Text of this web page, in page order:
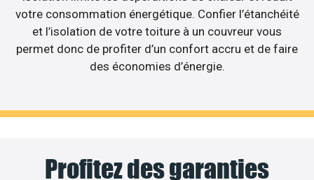
votre consommation énergétique. Confier l’étanchéité
et l’isolation de votre toiture à un couvreur vous
permet donc de profiter d’un confort accru et de faire
des économies d’énergie.
Profitez des garanties